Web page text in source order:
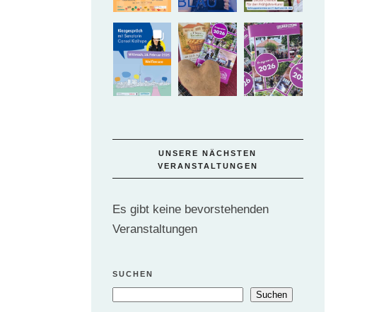
UNSERE NÄCHSTEN
VERANSTALTUNGEN
Es gibt keine bevorstehenden
Veranstaltungen
SUCHEN
Suchen